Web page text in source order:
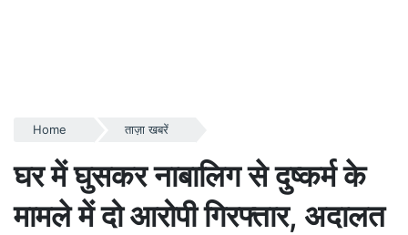
Home ताज़ा खबरें
घर में घुसकर नाबालिग से दुष्कर्म के
मामले में दो आरोपी गिरफ्तार, अदालत